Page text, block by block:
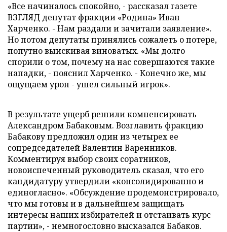
«Все начиналось спокойно, - рассказал газете
ВЗГЛЯД депутат фракции «Родина» Иван
Харченко. - Нам раздали и зачитали заявление».
Но потом депутаты принялись сожалеть о потере,
попутно выискивая виноватых. «Мы долго
спорили о том, почему на нас совершаются такие
нападки, - пояснил Харченко. - Конечно же, мы
ощущаем урон - ушел сильный игрок».
В результате ущерб решили компенсировать
Александром Бабаковым. Возглавить фракцию
Бабакову предложил один из четырех ее
сопредседателей Валентин Варенников.
Комментируя выбор своих соратников,
новоиспеченный руководитель сказал, что его
кандидатуру утвердили «консолидированно и
единогласно». «Обсуждение продемонстрировало,
что мы готовы и в дальнейшем защищать
интересы наших избирателей и отстаивать курс
партии», - немногословно высказался Бабаков.